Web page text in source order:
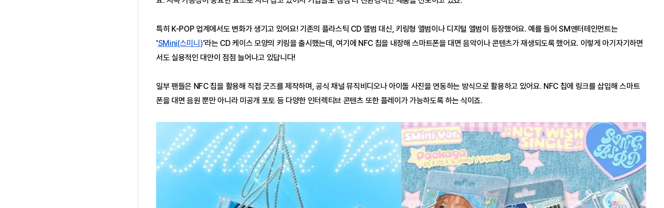
특히 K-POP 업계에서도 변화가 생기고 있어요! 기존의 플라스틱 CD 앨범 대신, 키링형 앨범이나 디지털 앨범이 등장했어요. 예를 들어 SM엔터테인먼트는
'SMini(스미니)'라는 CD 케이스 모양의 키링을 출시했는데, 여기에 NFC 칩을 내장해 스마트폰을 대면 음악이나 콘텐츠가 재생되도록 했어요. 이렇게 아기자기하면
서도 실용적인 대안이 점점 늘어나고 있답니다!
일부 팬들은 NFC 칩을 활용해 직접 굿즈를 제작하며, 공식 채널 뮤직비디오나 아이돌 사진을 연동하는 방식으로 활용하고 있어요. NFC 칩에 링크를 삽입해 스마트
폰을 대면 음원 뿐만 아니라 미공개 포토 등 다양한 인터렉티브 콘텐츠 또한 플레이가 가능하도록 하는 식이죠.